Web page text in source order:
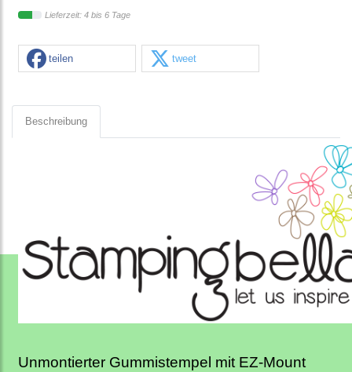
Lieferzeit: 4 bis 6 Tage
teilen tweet
Beschreibung
Unmontierter Gummistempel mit EZ-Mount